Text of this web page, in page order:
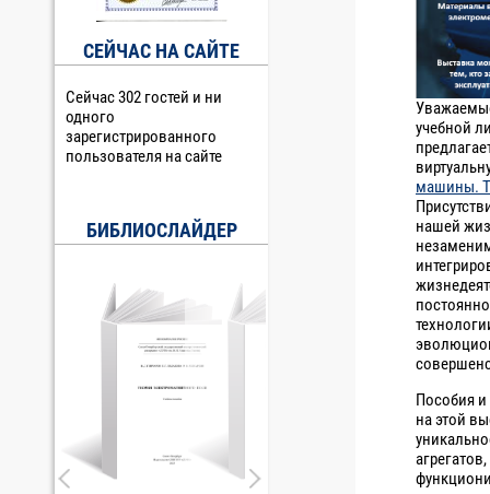
СЕЙЧАС НА САЙТЕ
Сейчас 302 гостей и ни
одного
зарегистрированного
пользователя на сайте
БИБЛИОСЛАЙДЕР
учебной
машины.
нашей
Пособия
на этой